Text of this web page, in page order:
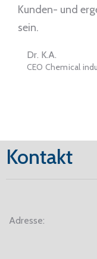
Kunden- und
sein.
Dr. K.A.
CEO Chemical
Kontakt
Adresse: